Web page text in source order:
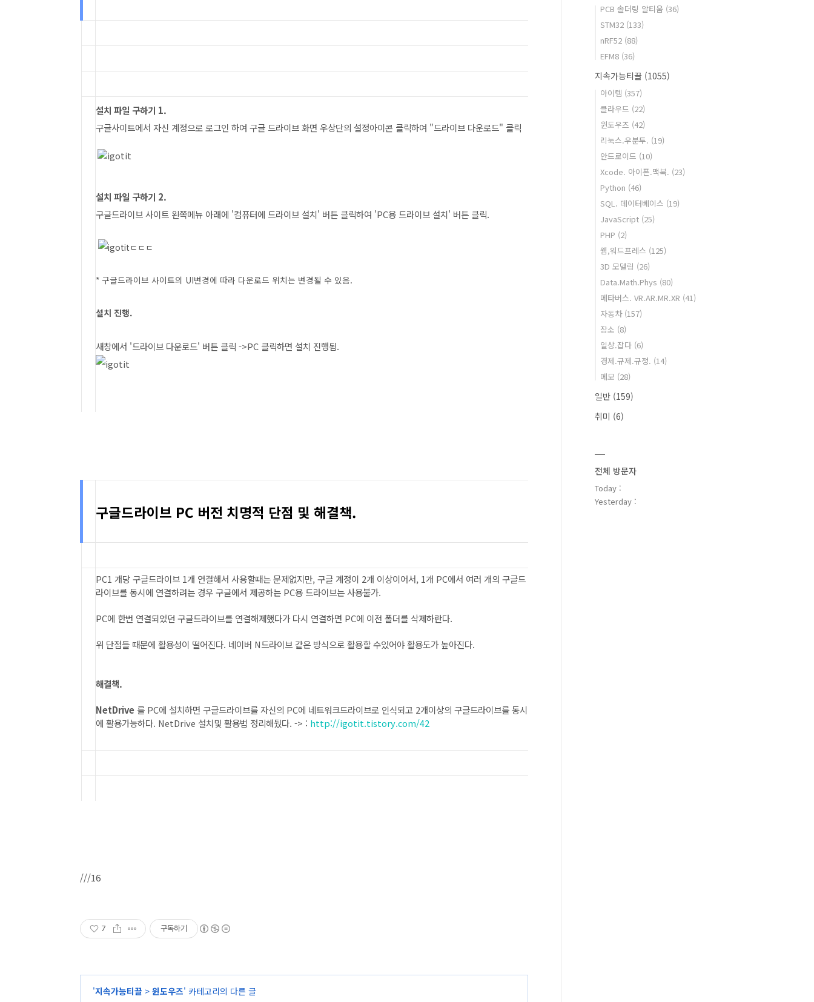
설치 파일 구하기 1.
구글사이트에서 자신 계정으로 로그인 하여 구글 드라이브 화면 우상단의 설정아이콘 클릭하여 "드라이브 다운로드" 클릭
설치 파일 구하기 2.
구글드라이브 사이트 왼쪽메뉴 아래에 '컴퓨터에 드라이브 설치' 버튼 클릭하여 'PC용 드라이브 설치' 버튼 클릭.
ㄷㄷㄷ
* 구글드라이브 사이트의 UI변경에 따라 다운로드 위치는 변경될 수 있음.
설치 진행.
새창에서 '드라이브 다운로드' 버튼 클릭 ->PC 클릭하면 설치 진행됨.
구글드라이브 PC 버전 치명적 단점 및 해결책.
PC1 개당 구글드라이브 1개 연결해서 사용할때는 문제없지만, 구글 계정이 2개 이상이어서, 1개 PC에서 여러 개의 구글드
라이브를 동시에 연결하려는 경우 구글에서 제공하는 PC용 드라이브는 사용불가.
PC에 한번 연결되었던 구글드라이브를 연결해제했다가 다시 연결하면 PC에 이전 폴더를 삭제하란다.
위 단점들 때문에 활용성이 떨어진다. 네이버 N드라이브 같은 방식으로 활용할 수있어야 활용도가 높아진다.
해결책.
NetDrive 를 PC에 설치하면 구글드라이브를 자신의 PC에 네트워크드라이브로 인식되고 2개이상의 구글드라이브를 동시
에 활용가능하다. NetDrive 설치및 활용법 정리해뒀다. -> : http://igotit.tistory.com/42
///16
7 구독하기
'지속가능티끌 > 윈도우즈' 카테고리의 다른 글
PCB 솔더링 알티움 (36)
STM32 (133)
nRF52 (88)
EFM8 (36)
지속가능티끌 (1055)
아이템 (357)
클라우드 (22)
윈도우즈 (42)
리눅스.우분투. (19)
안드로이드 (10)
Xcode. 아이폰.맥북. (23)
Python (46)
SQL. 데이터베이스 (19)
JavaScript (25)
PHP (2)
웹,워드프레스 (125)
3D 모델링 (26)
Data.Math.Phys (80)
메타버스. VR.AR.MR.XR (41)
자동차 (157)
장소 (8)
일상.잡다 (6)
경제.규제.규정. (14)
메모 (28)
일반 (159)
취미 (6)
전체 방문자
Today :
Yesterday :